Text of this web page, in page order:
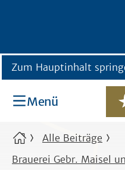
Zum Hauptinhalt
Menü
Alle Beiträge
Brauerei Gebr. Maisel